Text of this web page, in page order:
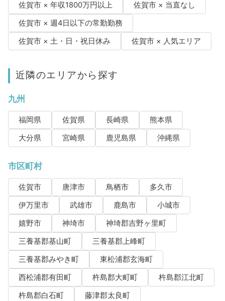
佐賀市 × 年収1800万円以上
佐賀市 × 当直なし
佐賀市 × 週4日以下の常勤勤務
佐賀市 × 土・日・祝日休み
佐賀市 × 人気エリア
近隣のエリアから探す
九州
福岡県 佐賀県 長崎県
熊本県
大分県
宮崎県 鹿児島県 沖縄県
市区町村
佐賀市 唐津市 鳥栖市
多久市
伊万里市
武雄市 鹿島市
小城市
嬉野市
神埼市
神埼郡吉野ヶ里町
三養基郡基山町
三養基郡上峰町
三養基郡みやき町
東松浦郡玄海町
西松浦郡有田町
杵島郡大町町
杵島郡江北町
杵島郡白石町
藤津郡太良町